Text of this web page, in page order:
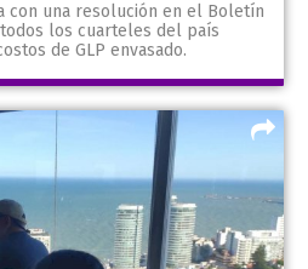
con una resolución en el Boletín
los cuarteles del país
de GLP envasado.